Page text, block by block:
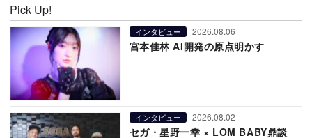
Pick Up!
インタビュー 2026.08.06
宮本佳林 AI開発の原点明かす
インタビュー 2026.08.02
セガ・星野一幸 × LOM BABY鼎談